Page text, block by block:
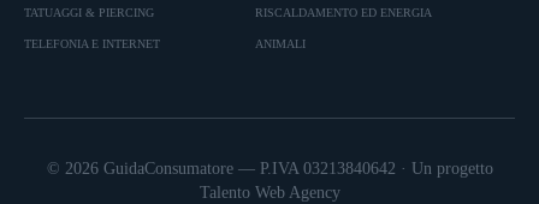
TATUAGGI & PIERCING
TELEFONIA E INTERNET
RISCALDAMENTO ED ENERGIA
ANIMALI
© 2026 GuidaConsumatore — P.IVA 03213840642 · Un progetto
Talento Web Agency